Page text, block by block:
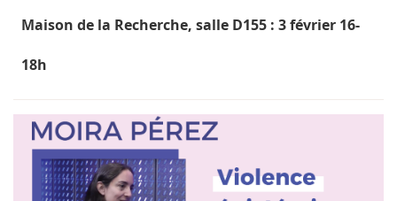
Maison de la Recherche, salle D155 : 3 février 16-
18h